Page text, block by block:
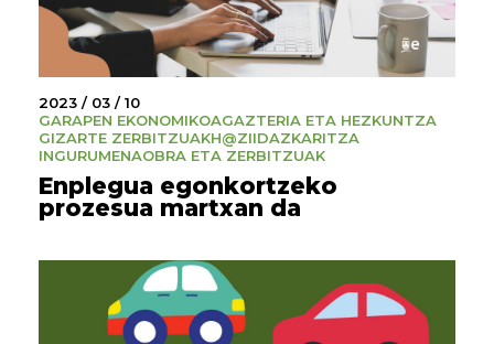
2023 / 03 / 10
GARAPEN EKONOMIKOAGAZTERIA ETA HEZKUNTZA
GIZARTE ZERBITZUAKH@ZIIDAZKARITZA
INGURUMENAOBRA ETA ZERBITZUAK
Enplegua egonkortzeko
prozesua martxan da